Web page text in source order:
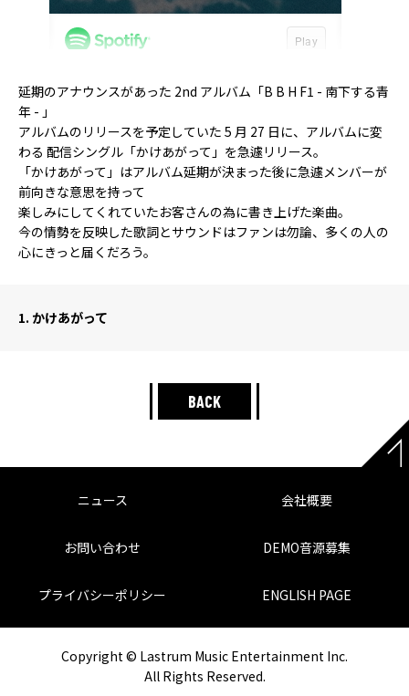
延期のアナウンスがあった 2nd アルバム「B B H F1 - 南下する青
年 - 」
アルバムのリリースを予定していた 5 月 27 日に、アルバムに変
わる 配信シングル「かけあがって」を急遽リリース。
「かけあがって」はアルバム延期が決まった後に急遽メンバーが
前向きな意思を持って
楽しみにしてくれていたお客さんの為に書き上げた楽曲。
今の情勢を反映した歌詞とサウンドはファンは勿論、多くの人の
心にきっと届くだろう。
1. かけあがって
BACK
ニュース 会社概要
お問い合わせ DEMO音源募集
プライバシーポリシー ENGLISH PAGE
Copyright © Lastrum Music Entertainment Inc.
All Rights Reserved.